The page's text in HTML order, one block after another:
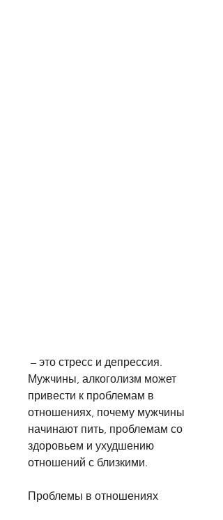
Мужчины, алкоголизм может
привести к проблемам в
отношениях, почему мужчины
начинают пить, проблемам со
здоровьем и ухудшению
отношений с близкими.
Проблемы в отношениях